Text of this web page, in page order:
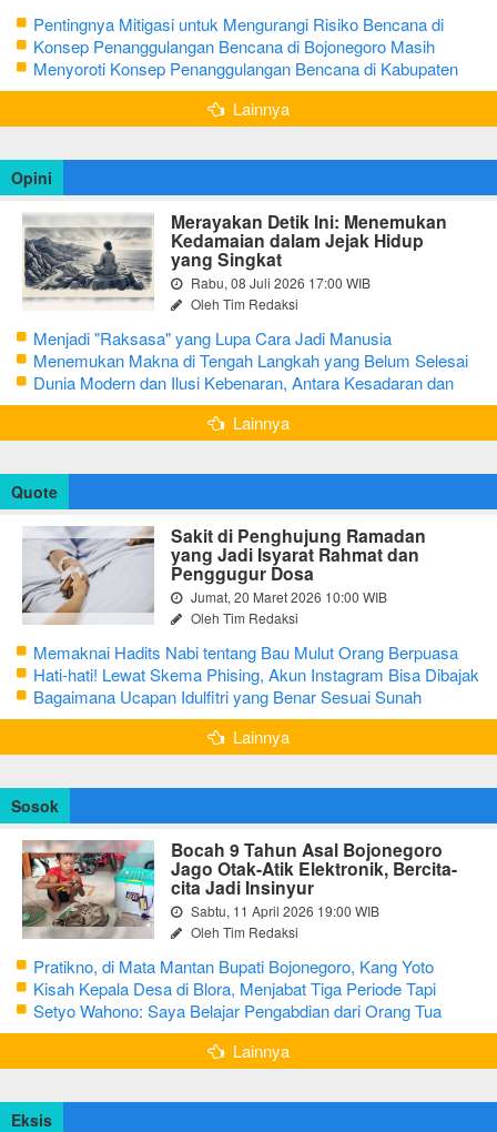
Pentingnya Mitigasi untuk Mengurangi Risiko Bencana di
Bojonegoro
Konsep Penanggulangan Bencana di Bojonegoro Masih
Mengutamakan Tanggap Darurat
Menyoroti Konsep Penanggulangan Bencana di Kabupaten
Bojonegoro
Lainnya
Opini
Merayakan Detik Ini: Menemukan
Kedamaian dalam Jejak Hidup
yang Singkat
Rabu, 08 Juli 2026 17:00 WIB
Oleh Tim Redaksi
Menjadi "Raksasa" yang Lupa Cara Jadi Manusia
Menemukan Makna di Tengah Langkah yang Belum Selesai
Dunia Modern dan Ilusi Kebenaran, Antara Kesadaran dan
terjebak Tipu Daya
Lainnya
Quote
Sakit di Penghujung Ramadan
yang Jadi Isyarat Rahmat dan
Penggugur Dosa
Jumat, 20 Maret 2026 10:00 WIB
Oleh Tim Redaksi
Memaknai Hadits Nabi tentang Bau Mulut Orang Berpuasa
Secara Bijak Agar Tidak Menggangu
Hati-hati! Lewat Skema Phising, Akun Instagram Bisa Dibajak
Kurang dari 3 Menit
Bagaimana Ucapan Idulfitri yang Benar Sesuai Sunah
Rasulullah
Lainnya
Sosok
Bocah 9 Tahun Asal Bojonegoro
Jago Otak-Atik Elektronik, Bercita-
cita Jadi Insinyur
Sabtu, 11 April 2026 19:00 WIB
Oleh Tim Redaksi
Pratikno, di Mata Mantan Bupati Bojonegoro, Kang Yoto
Kisah Kepala Desa di Blora, Menjabat Tiga Periode Tapi
Masih Hidup Sederhana
Setyo Wahono: Saya Belajar Pengabdian dari Orang Tua
Lainnya
Eksis